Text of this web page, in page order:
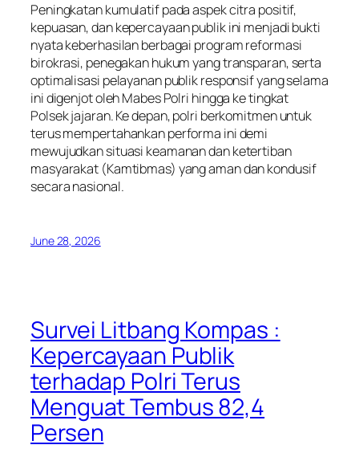
Peningkatan kumulatif pada aspek citra positif,
kepuasan, dan kepercayaan publik ini menjadi bukti
nyata keberhasilan berbagai program reformasi
birokrasi, penegakan hukum yang transparan, serta
optimalisasi pelayanan publik responsif yang selama
ini digenjot oleh Mabes Polri hingga ke tingkat
Polsek jajaran. Ke depan, polri berkomitmen untuk
terus mempertahankan performa ini demi
mewujudkan situasi keamanan dan ketertiban
masyarakat (Kamtibmas) yang aman dan kondusif
secara nasional.
June 28, 2026
Survei Litbang Kompas :
Kepercayaan Publik
terhadap Polri Terus
Menguat Tembus 82,4
Persen